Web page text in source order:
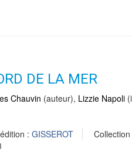
DE LA MER
Chauvin (auteur), Lizzie Napoli
: GISSEROT Collection